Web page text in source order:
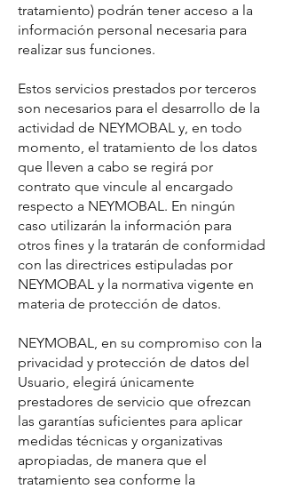
tratamiento) podrán tener acceso a la
información personal necesaria para
realizar sus funciones.
Estos servicios prestados por terceros
son necesarios para el desarrollo de la
actividad de NEYMOBAL y, en todo
momento, el tratamiento de los datos
que lleven a cabo se regirá por
contrato que vincule al encargado
respecto a NEYMOBAL. En ningún
caso utilizarán la información para
otros fines y la tratarán de conformidad
con las directrices estipuladas por
NEYMOBAL y la normativa vigente en
materia de protección de datos.
NEYMOBAL, en su compromiso con la
privacidad y protección de datos del
Usuario, elegirá únicamente
prestadores de servicio que ofrezcan
las garantías suficientes para aplicar
medidas técnicas y organizativas
apropiadas, de manera que el
tratamiento sea conforme la